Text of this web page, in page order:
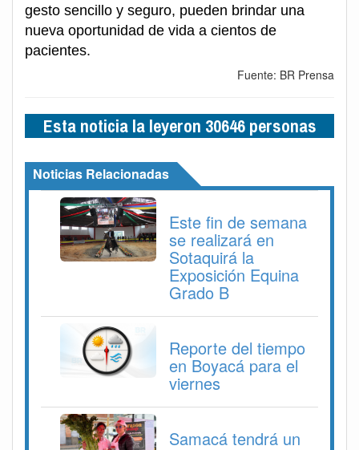
gesto sencillo y seguro, pueden brindar una
nueva oportunidad de vida a cientos de
pacientes.
Fuente: BR Prensa
Esta noticia la leyeron 30646 personas
Noticias Relacionadas
Este fin de semana
se realizará en
Sotaquirá la
Exposición Equina
Grado B
Reporte del tiempo
en Boyacá para el
viernes
Samacá tendrá un